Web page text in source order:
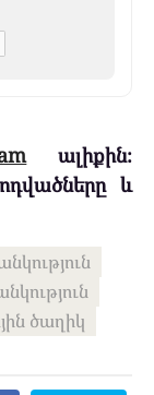
ալիքին։
և
ծաղիկ